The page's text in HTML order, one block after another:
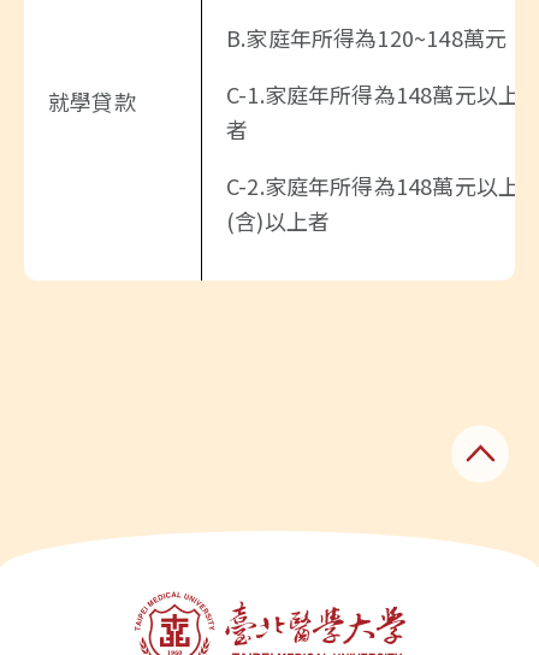
就學貸款
B.家庭年所得為120~148萬元
C-1.家庭年所得為148萬元以上
者
C-2.家庭年所得為148萬元以上
(含)以上者